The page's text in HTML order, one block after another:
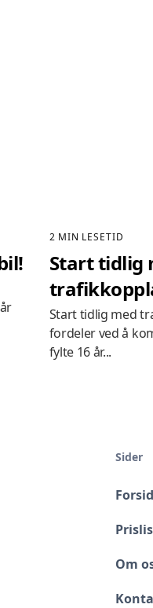
2 MIN LESETID
Start tidlig
Start tidlig med
fordeler ved å
fylte 16 år...
Sider
Om